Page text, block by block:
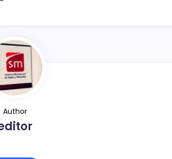
Author